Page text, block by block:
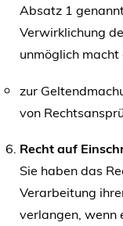
Absatz 1
Verwirklichung
unmöglich
zur
von
Recht auf
Sie haben das
Verarbeitung
verlangen, wenn